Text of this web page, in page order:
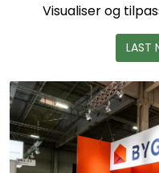
Visualiser og
LAST